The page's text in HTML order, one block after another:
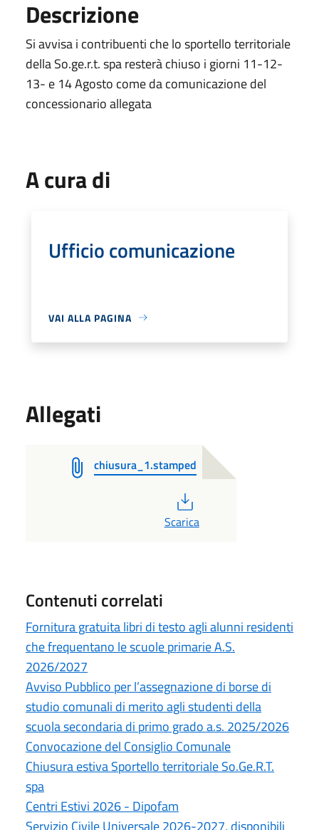
Descrizione
Si avvisa i contribuenti che lo sportello territoriale
della So.ge.r.t. spa resterà chiuso i giorni 11-12-
13- e 14 Agosto come da comunicazione del
concessionario allegata
A cura di
Ufficio comunicazione
VAI ALLA PAGINA
Allegati
chiusura_1.stamped
Scarica
Contenuti correlati
Fornitura gratuita libri di testo agli alunni residenti
che frequentano le scuole primarie A.S.
2026/2027
Avviso Pubblico per l’assegnazione di borse di
studio comunali di merito agli studenti della
scuola secondaria di primo grado a.s. 2025/2026
Convocazione del Consiglio Comunale
Chiusura estiva Sportello territoriale So.Ge.R.T.
spa
Centri Estivi 2026 - Dipofam
Servizio Civile Universale 2026-2027, disponibili